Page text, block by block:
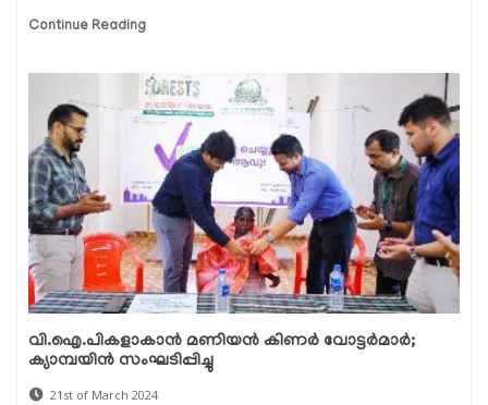
Continue Reading
വി.ഐ.പികളാകാന്‍ മണിയന്‍ കിണര്‍ വോട്ടര്‍മാര്‍;
ക്യാമ്പയിന്‍ സംഘടിപ്പിച്ചു
21st of March 2024